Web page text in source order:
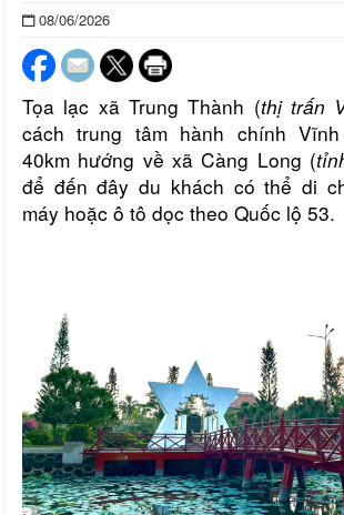
08/06/2026
Tọa lạc xã Trung Thành (thị trấn
cách trung tâm hành chính
40km hướng về xã Càng Long (
để đến đây du khách có thể di
máy hoặc ô tô dọc theo Quốc lộ 53.